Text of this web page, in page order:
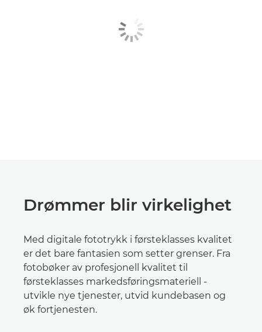
Drømmer blir virkelighet
Med digitale fototrykk i førsteklasses kvalitet
er det bare fantasien som setter grenser. Fra
fotobøker av profesjonell kvalitet til
førsteklasses markedsføringsmateriell -
utvikle nye tjenester, utvid kundebasen og
øk fortjenesten.